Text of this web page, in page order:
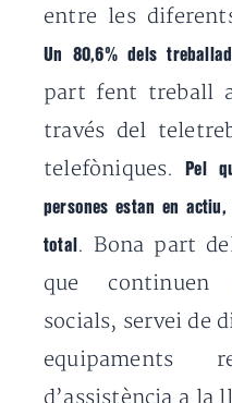
entre les
Un 80,6% dels
part fent treball
través del
telefòniques.Pel
persones estan en
total . Bona part
que continuen
socials, servei de
equipaments